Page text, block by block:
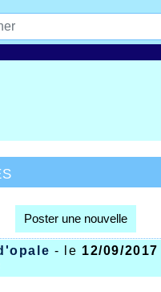
Poster une nouvelle
- le 12/09/